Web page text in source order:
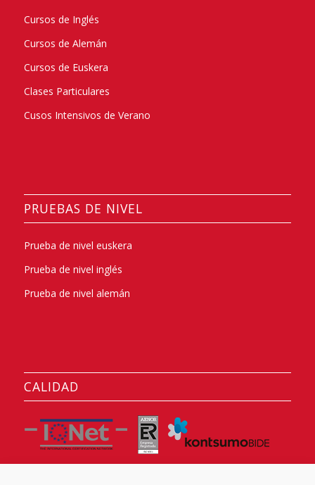
Cursos de Inglés
Cursos de Alemán
Cursos de Euskera
Clases Particulares
Cusos Intensivos de Verano
PRUEBAS DE NIVEL
Prueba de nivel euskera
Prueba de nivel inglés
Prueba de nivel alemán
CALIDAD